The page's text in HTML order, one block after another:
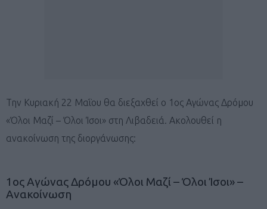
Την Κυριακή 22 Μαΐου θα διεξαχθεί ο 1ος Αγώνας Δρόμου
«Όλοι Μαζί – Όλοι Ίσοι» στη Λιβαδειά. Ακολουθεί η
ανακοίνωση της διοργάνωσης:
1ος Αγώνας Δρόμου «Όλοι Μαζί – Όλοι Ίσοι» –
Ανακοίνωση